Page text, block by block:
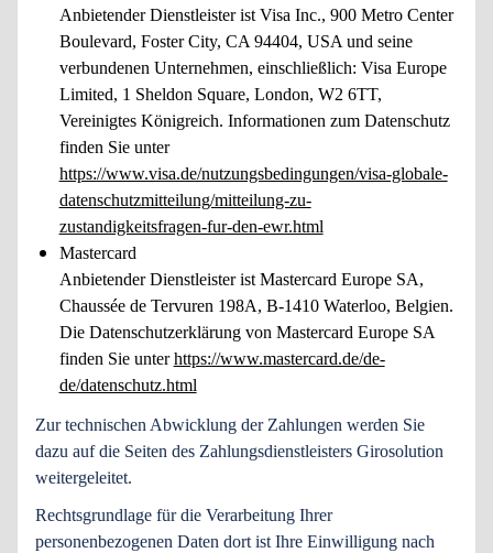
Anbietender Dienstleister ist Visa Inc., 900 Metro Center
Boulevard, Foster City, CA 94404, USA und seine
verbundenen Unternehmen, einschließlich: Visa Europe
Limited, 1 Sheldon Square, London, W2 6TT,
Vereinigtes Königreich. Informationen zum Datenschutz
finden Sie unter
https://www.visa.de/nutzungsbedingungen/visa-globale-
datenschutzmitteilung/mitteilung-zu-
zustandigkeitsfragen-fur-den-ewr.html
Mastercard
Anbietender Dienstleister ist Mastercard Europe SA,
Chaussée de Tervuren 198A, B-1410 Waterloo, Belgien.
Die Datenschutzerklärung von Mastercard Europe SA
finden Sie unterhttps://www.mastercard.de/de-
de/datenschutz.html
Zur technischen Abwicklung der Zahlungen werden Sie
dazu auf die Seiten des Zahlungsdienstleisters Girosolution
weitergeleitet.
Rechtsgrundlage für die Verarbeitung Ihrer
personenbezogenen Daten dort ist Ihre Einwilligung nach